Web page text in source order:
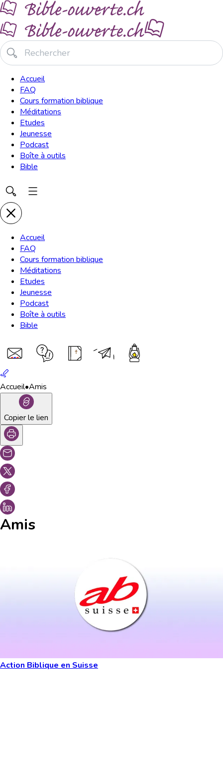
Accueil
FAQ
Cours formation biblique
Méditations
Etudes
Jeunesse
Podcast
Boîte à outils
Bible
Accueil
FAQ
Cours formation biblique
Méditations
Etudes
Jeunesse
Podcast
Boîte à outils
Bible
Accueil•Amis
Copier le lien
Amis
Action Biblique en Suisse